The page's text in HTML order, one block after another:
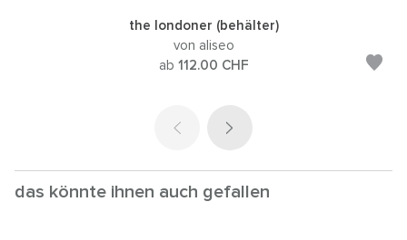
the londoner (behälter)
von aliseo
ab 112.00 CHF
das könnte ihnen auch gefallen